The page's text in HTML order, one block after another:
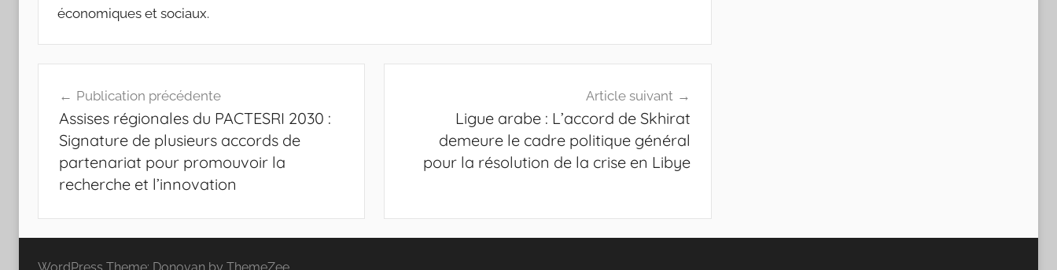
économiques et sociaux.
de
l’article
Publication précédente
Assises régionales du PACTESRI 2030 :
Signature de plusieurs accords de
partenariat pour promouvoir la
recherche et l’innovation
Article suivant
Ligue arabe : L’accord de Skhirat
demeure le cadre politique général
pour la résolution de la crise en Libye